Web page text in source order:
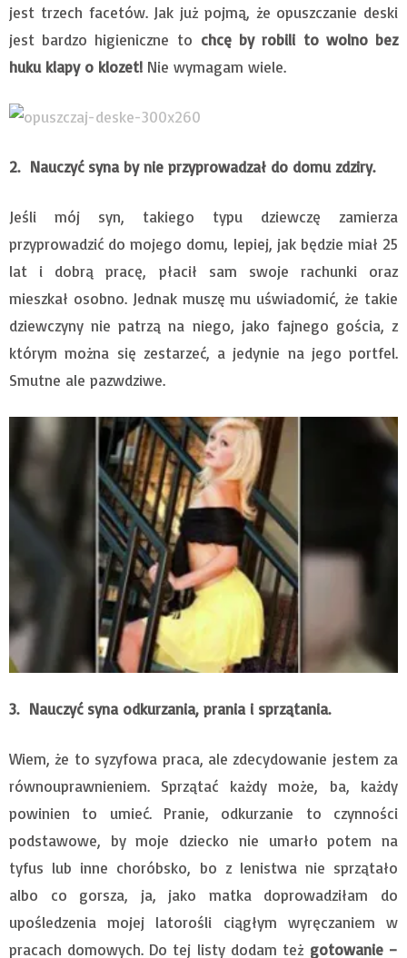
jest trzech facetów. Jak już pojmą, że opuszczanie deski
jest bardzo higieniczne to chcę by robili to wolno bez
huku klapy o klozet! Nie wymagam wiele.
2. Nauczyć syna by nie przyprowadzał do domu zdziry.
Jeśli mój syn, takiego typu dziewczę zamierza
przyprowadzić do mojego domu, lepiej, jak będzie miał 25
lat i dobrą pracę, płacił sam swoje rachunki oraz
mieszkał osobno. Jednak muszę mu uświadomić, że takie
dziewczyny nie patrzą na niego, jako fajnego gościa, z
którym można się zestarzeć, a jedynie na jego portfel.
Smutne ale pazwdziwe.
3. Nauczyć syna odkurzania, prania i sprzątania.
Wiem, że to syzyfowa praca, ale zdecydowanie jestem za
równouprawnieniem. Sprzątać każdy może, ba, każdy
powinien to umieć. Pranie, odkurzanie to czynności
podstawowe, by moje dziecko nie umarło potem na
tyfus lub inne choróbsko, bo z lenistwa nie sprzątało
albo co gorsza, ja, jako matka doprowadziłam do
upośledzenia mojej latorośli ciągłym wyręczaniem w
pracach domowych. Do tej listy dodam też gotowanie –